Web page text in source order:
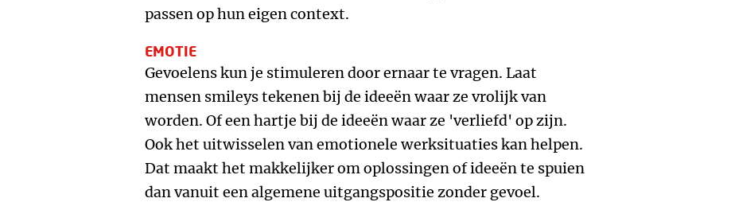
passen op hun eigen context.
EMOTIE
Gevoelens kun je stimuleren door ernaar te vragen. Laat
mensen smileys tekenen bij de ideeën waar ze vrolijk van
worden. Of een hartje bij de ideeën waar ze 'verliefd' op zijn.
Ook het uitwisselen van emotionele werksituaties kan helpen.
Dat maakt het makkelijker om oplossingen of ideeën te spuien
dan vanuit een algemene uitgangspositie zonder gevoel.